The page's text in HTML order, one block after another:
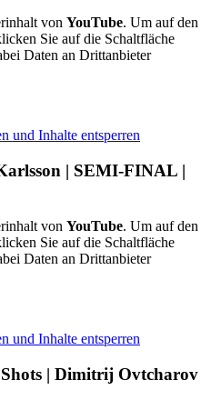
von YouTube. Um auf den
Sie auf die Schaltfläche
Daten an Drittanbieter
und Inhalte entsperren
| SEMI-FINAL |
von YouTube. Um auf den
Sie auf die Schaltfläche
Daten an Drittanbieter
und Inhalte entsperren
Shots | Dimitrij Ovtcharov